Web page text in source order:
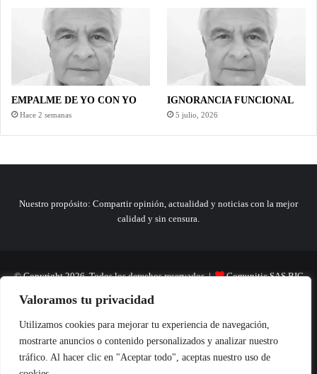
Valoramos tu privacidad
Utilizamos cookies para mejorar tu experiencia de navegación,
mostrarte anuncios o contenido personalizados y analizar nuestro
tráfico. Al hacer clic en "Aceptar todo", aceptas nuestro uso de
EMPALME DE YO CON YO
Hace 2 semanas
IGNORANCIA FUNCIONAL
5 julio, 2026
Nuestro propósito: Compartir opinión, actualidad y noticias con la mejor
calidad y sin censura.
© Copyright 2026, Todos los derechos reservados | Comunitic SAS BIC
Nit 901228106
Home Actualidad Variedades Opinion Turismo Deportes
El Tinteadero Caricaturas Reportajes